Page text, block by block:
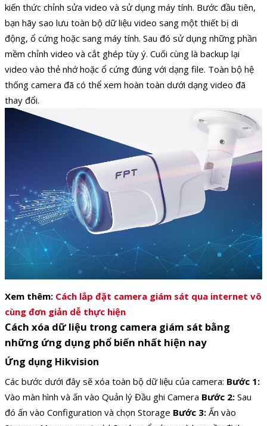
kiến thức chỉnh sửa video và sử dụng máy tính. Bước đầu tiên,
bạn hãy sao lưu toàn bộ dữ liệu video sang một thiết bị di
động, ổ cứng hoặc sang máy tính. Sau đó sử dụng những phần
mềm chỉnh video và cắt ghép tùy ý. Cuối cùng là backup lại
video vào thẻ nhớ hoặc ổ cứng đúng với dạng file. Toàn bộ hệ
thống camera đã có thể xem hoàn toàn dưới dạng video đã
thay đổi.
Xem thêm: Cách lắp đặt camera giám sát qua internet vô
cùng đơn giản dễ thực hiện
Cách xóa dữ liệu trong camera giám sát bằng
những ứng dụng phổ biến nhất hiện nay
Ứng dụng Hikvision
Các bước dưới đây sẽ xóa toàn bộ dữ liệu của camera: Bước 1:
Vào màn hình và ấn vào Quản lý Đầu ghi Camera Bước 2: Sau
đó ấn vào Configuration và chọn Storage Bước 3: Ấn vào